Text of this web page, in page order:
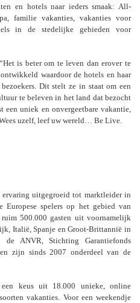
en hotels naar ieders smaak: All-
familie vakanties, vakanties voor
in de stedelijke gebieden voor
is beter om te leven dan erover te
waardoor de hotels en haar
Dit stelt ze in staat om een
te beleven in het land dat bezocht
uniek en onvergeetbare vakantie,
uzelf, leef uw wereld… Be Live.
uitgegroeid tot marktleider in
spelers op het gebied van
500.000 gasten uit voornamelijk
Italië, Spanje en Groot-Brittannië in
ANVR, Stichting Garantiefonds
zijn sinds 2007 onderdeel van de
keus uit 18.000 unieke, online
vakanties. Voor een weekendje